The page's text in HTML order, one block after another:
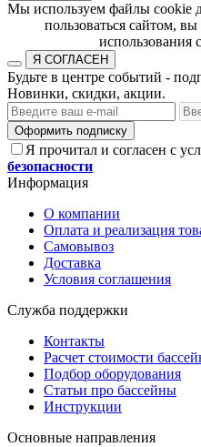
​​​​​​​Мы используем файлы cookie
пользоваться сайтом,
использования
Я СОГЛАСЕН
Будьте в центре событий -
Новинки, скидки, акции.
Оформить подписку
Я прочитал и согласен с
безопасности
Информация
О компании
Оплата и реализация
Самовывоз
Доставка
Условия соглашения
Служба поддержки
Контакты
Расчет стоимости
Подбор оборудования
Статьи про бассейны
Инструкции
Основные направления